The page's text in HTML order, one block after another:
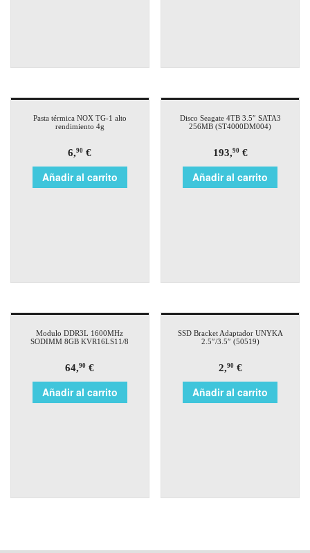
Pasta térmica NOX TG-1 alto
rendimiento 4g
6,90 €
Añadir al carrito
Disco Seagate 4TB 3.5″ SATA3
256MB (ST4000DM004)
193,90€
Añadir al carrito
Modulo DDR3L 1600MHz
SODIMM 8GB KVR16LS11/8
64,90 €
Añadir al carrito
SSD Bracket Adaptador UNYKA
2.5″/3.5″ (50519)
2,90€
Añadir al carrito